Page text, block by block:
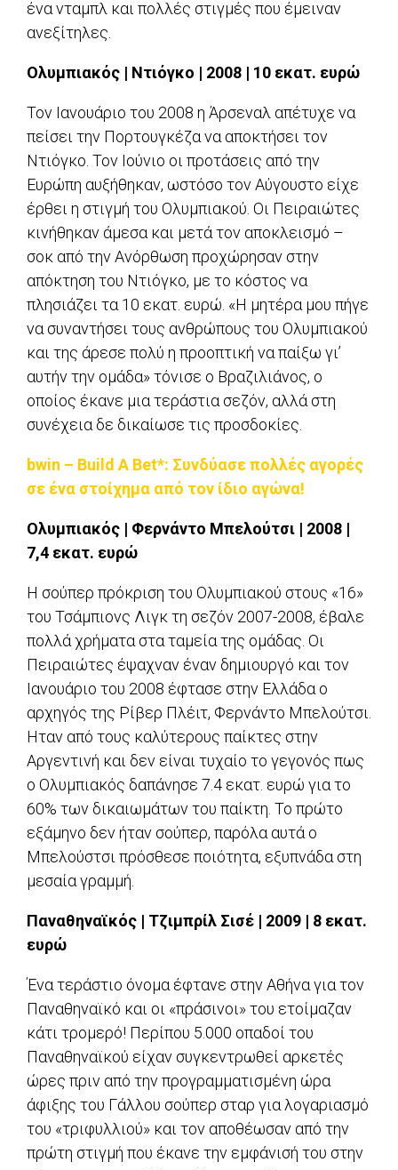
ένα νταμπλ και πολλές στιγμές που έμειναν
ανεξίτηλες.
Ολυμπιακός | Ντιόγκο | 2008 | 10 εκατ. ευρώ
Τον Ιανουάριο του 2008 η Άρσεναλ απέτυχε να
πείσει την Πορτουγκέζα να αποκτήσει τον
Ντιόγκο. Τον Ιούνιο οι προτάσεις από την
Ευρώπη αυξήθηκαν, ωστόσο τον Αύγουστο είχε
έρθει η στιγμή του Ολυμπιακού. Οι Πειραιώτες
κινήθηκαν άμεσα και μετά τον αποκλεισμό –
σοκ από την Ανόρθωση προχώρησαν στην
απόκτηση του Ντιόγκο, με το κόστος να
πλησιάζει τα 10 εκατ. ευρώ. «Η μητέρα μου πήγε
να συναντήσει τους ανθρώπους του Ολυμπιακού
και της άρεσε πολύ η προοπτική να παίξω γι’
αυτήν την ομάδα» τόνισε ο Βραζιλιάνος, ο
οποίος έκανε μια τεράστια σεζόν, αλλά στη
συνέχεια δε δικαίωσε τις προσδοκίες.
bwin – Build A Bet*: Συνδύασε πολλές αγορές
σε ένα στοίχημα από τον ίδιο αγώνα!
Ολυμπιακός | Φερνάντο Μπελούτσι | 2008 |
7,4 εκατ. ευρώ
Η σούπερ πρόκριση του Ολυμπιακού στους «16»
του Τσάμπιονς Λιγκ τη σεζόν 2007-2008, έβαλε
πολλά χρήματα στα ταμεία της ομάδας. Οι
Πειραιώτες έψαχναν έναν δημιουργό και τον
Ιανουάριο του 2008 έφτασε στην Ελλάδα ο
αρχηγός της Ρίβερ Πλέιτ, Φερνάντο Μπελούτσι.
Ηταν από τους καλύτερους παίκτες στην
Αργεντινή και δεν είναι τυχαίο το γεγονός πως
ο Ολυμπιακός δαπάνησε 7.4 εκατ. ευρώ για το
60% των δικαιωμάτων του παίκτη. Το πρώτο
εξάμηνο δεν ήταν σούπερ, παρόλα αυτά ο
Μπελούστσι πρόσθεσε ποιότητα, εξυπνάδα στη
μεσαία γραμμή.
Παναθηναϊκός | Τζιμπρίλ Σισέ | 2009 | 8 εκατ.
ευρώ
Ένα τεράστιο όνομα έφτανε στην Αθήνα για τον
Παναθηναϊκό και οι «πράσινοι» του ετοίμαζαν
κάτι τρομερό! Περίπου 5.000 οπαδοί του
Παναθηναϊκού είχαν συγκεντρωθεί αρκετές
ώρες πριν από την προγραμματισμένη ώρα
άφιξης του Γάλλου σούπερ σταρ για λογαριασμό
του «τριφυλλιού» και τον αποθέωσαν από την
πρώτη στιγμή που έκανε την εμφάνισή του στην